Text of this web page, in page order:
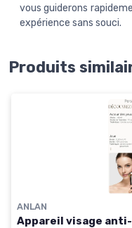
vous guiderons
expérience sans souci.
Produits
ANLAN
Appareil visage anti-